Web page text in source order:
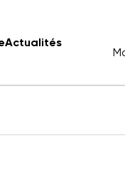
Actualités